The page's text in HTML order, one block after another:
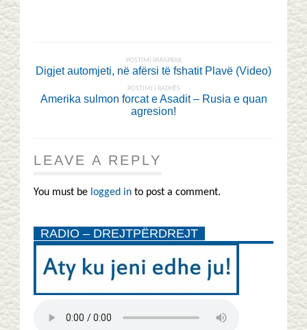
POSTIMI PARAPRAK
Digjet automjeti, në afërsi të fshatit Plavë (Video)
POSTIMI I RADHËS
Amerika sulmon forcat e Asadit – Rusia e quan
agresion!
LEAVE A REPLY
You must be logged in to post a comment.
RADIO – DREJTPËRDREJT